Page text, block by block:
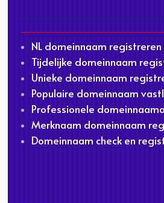
NL domeinnaam registreren
Tijdelijke domeinnaam
Unieke domeinnaam
Populaire domeinnaam
Professionele
Merknaam domeinnaam
Domeinnaam check en